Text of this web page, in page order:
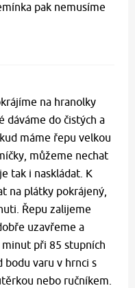
pak nemusíme
na hranolky
dáváme do čistých a
máme řepu velkou
můžeme nechat
tak i naskládat. K
na plátky pokrájený,
Řepu zalijeme
uzavřeme a
při 85 stupních
bodu varu v hrnci s
nebo ručníkem.